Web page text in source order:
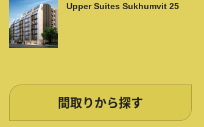
Upper Suites Sukhumvit 25
間取りから探す